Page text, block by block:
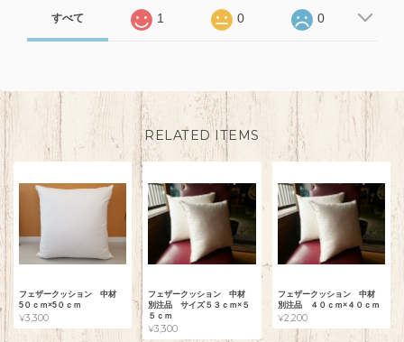
すべて 1 0 0
RELATED ITEMS
フェザークッション 中材
5０ｃｍ×5０ｃｍ
¥3,300
フェザークッション 中材
別注品 サイズ５３ｃｍ×５
５ｃｍ
¥3,300
フェザークッション 中材
別注品 ４０ｃｍ×４０ｃｍ
¥2,200